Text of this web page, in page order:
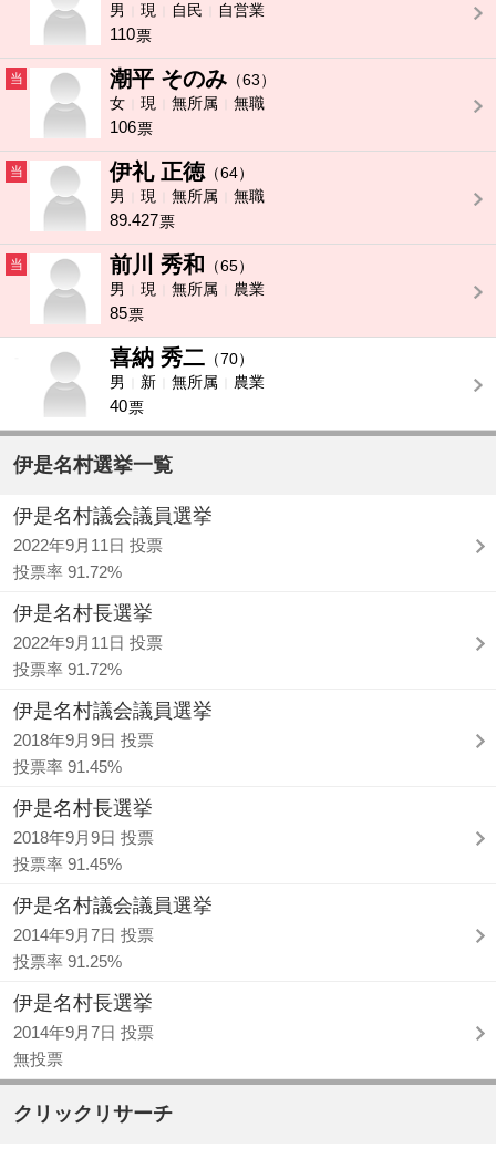
男
現 自民 自営業
110票
当 潮平 そのみ （63）
女
現 無所属 無職
106票
当 伊礼 正徳 （64）
男
現 無所属 無職
89.427票
当 前川 秀和
（65）
男
現 無所属 農業
85票
喜納 秀二 （70）
男
新 無所属 農業
40票
伊是名村選挙一覧
伊是名村議会議員選挙
2022年9月11日 投票
投票率 91.72%
伊是名村長選挙
2022年9月11日 投票
投票率 91.72%
伊是名村議会議員選挙
2018年9月9日 投票
投票率 91.45%
伊是名村長選挙
2018年9月9日 投票
投票率 91.45%
伊是名村議会議員選挙
2014年9月7日 投票
投票率 91.25%
伊是名村長選挙
2014年9月7日 投票
無投票
クリックリサーチ